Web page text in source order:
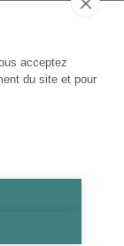
acceptez
du site et pour
OK